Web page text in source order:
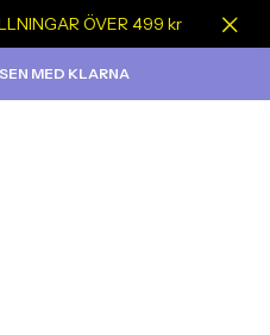
ÖVER 499 kr
MED KLARNA